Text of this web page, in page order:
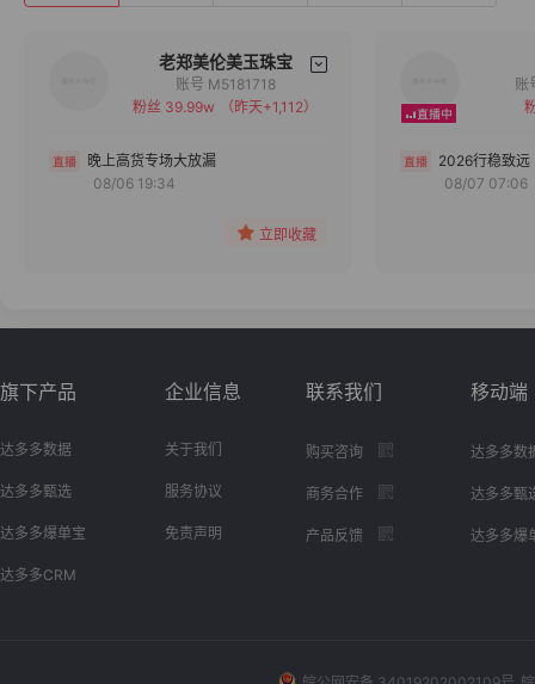
老郑美伦美玉珠宝
备注
分组
账号 M5181718
粉丝 39.99w
（昨天+1,112）
晚上高货专场大放漏
08/06 19:34
立即收藏
2026行稳致远
08/07 07:06
旗下产品
达多多数据
达多多甄选
达多多爆单宝
达多多CRM
企业信息
关于我们
服务协议
免责声明
联系我们
购买咨询
商务合作
产品反馈
移动端
达多多数
达多多甄
达多多爆